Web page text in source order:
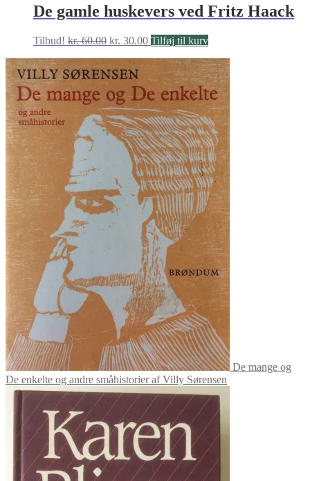
De gamle huskevers ved Fritz Haack
Tilbud! kr.60.00 Den
var:
kr. 60.00.
kr. 30.00Den
kr. 30.00.
Tilføj til kurv
De mange og
De enkelte og andre småhistorier af Villy Sørensen